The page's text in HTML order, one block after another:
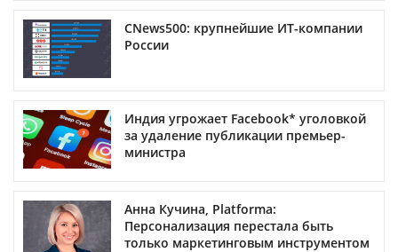
CNews500: крупнейшие ИТ-компании
России
Индия угрожает Facebook* уголовкой
за удаление публикации премьер-
министра
Анна Кучина, Platforma:
Персонализация перестала быть
только маркетинговым инструментом